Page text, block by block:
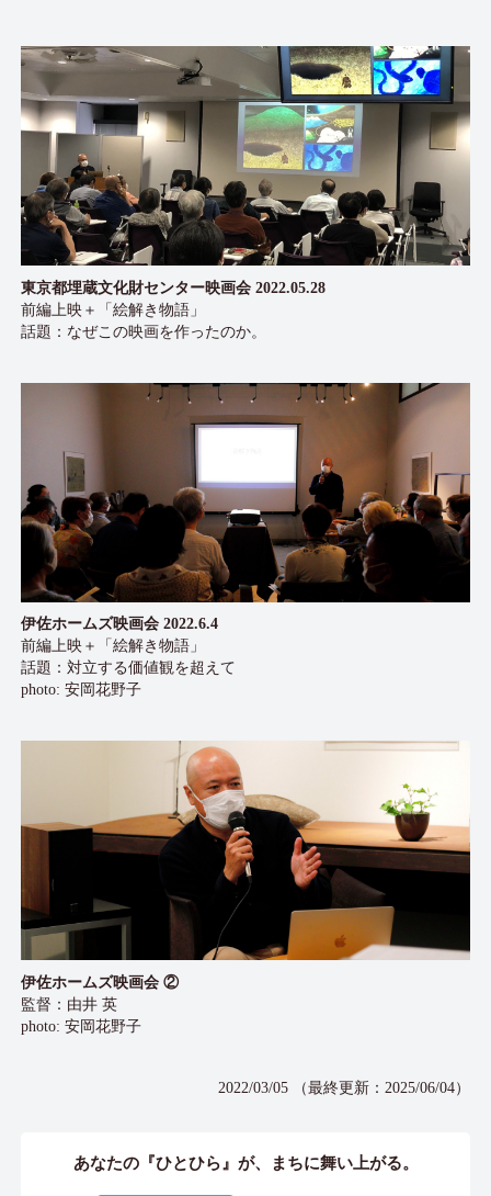
東京都埋蔵文化財センター映画会 2022.05.28
前編上映＋「絵解き物語」
話題：なぜこの映画を作ったのか。
伊佐ホームズ映画会 2022.6.4
前編上映＋「絵解き物語」
話題：対立する価値観を超えて
photo: 安岡花野子
伊佐ホームズ映画会 ②
監督：由井 英
photo: 安岡花野子
2022/03/05 （最終更新：2025/06/04）
あなたの『ひとひら』が、まちに舞い上がる。